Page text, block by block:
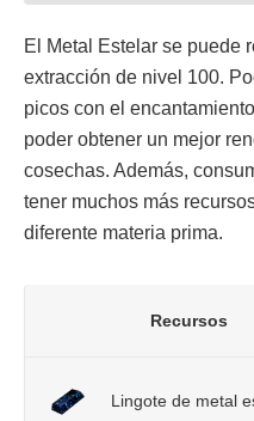
El Metal Estelar se puede
extracción de nivel 100.
picos con el
poder obtener un mejor
cosechas. Además,
tener muchos más
diferente materia prima.
Recursos
Lingote de metal